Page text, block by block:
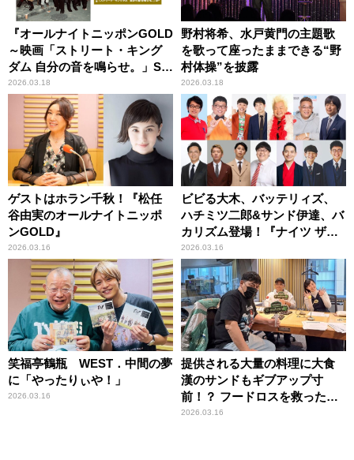
『オールナイトニッポンGOLD
～映画「ストリート・キング
ダム 自分の音を鳴らせ。」SP
～』放送決定！
2026.03.18
野村将希、水戸黄門の主題歌
を歌って座ったままできる“野
村体操”を披露
2026.03.18
ゲストはホラン千秋！『松任
谷由実のオールナイトニッポ
ンGOLD』
2026.03.16
ビビる大木、バッテリィズ、
ハチミツ二郎&サンド伊達、バ
カリズム登場！『ナイツ ザ・
ラジオショー』
2026.03.16
笑福亭鶴瓶 WEST．中間の夢
に「やったりぃや！」
2026.03.16
提供される大量の料理に大食
漢のサンドもギブアップ寸
前！？ フードロスを救ったの
は地元の○○たちだった
2026.03.16